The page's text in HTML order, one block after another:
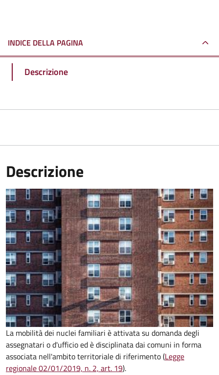
INDICE DELLA PAGINA
Descrizione
Descrizione
La mobilità dei nuclei familiari è attivata su domanda degli
assegnatari o d'ufficio ed è disciplinata dai comuni in forma
associata nell'ambito territoriale di riferimento (Legge
regionale 02/01/2019, n. 2, art. 19).